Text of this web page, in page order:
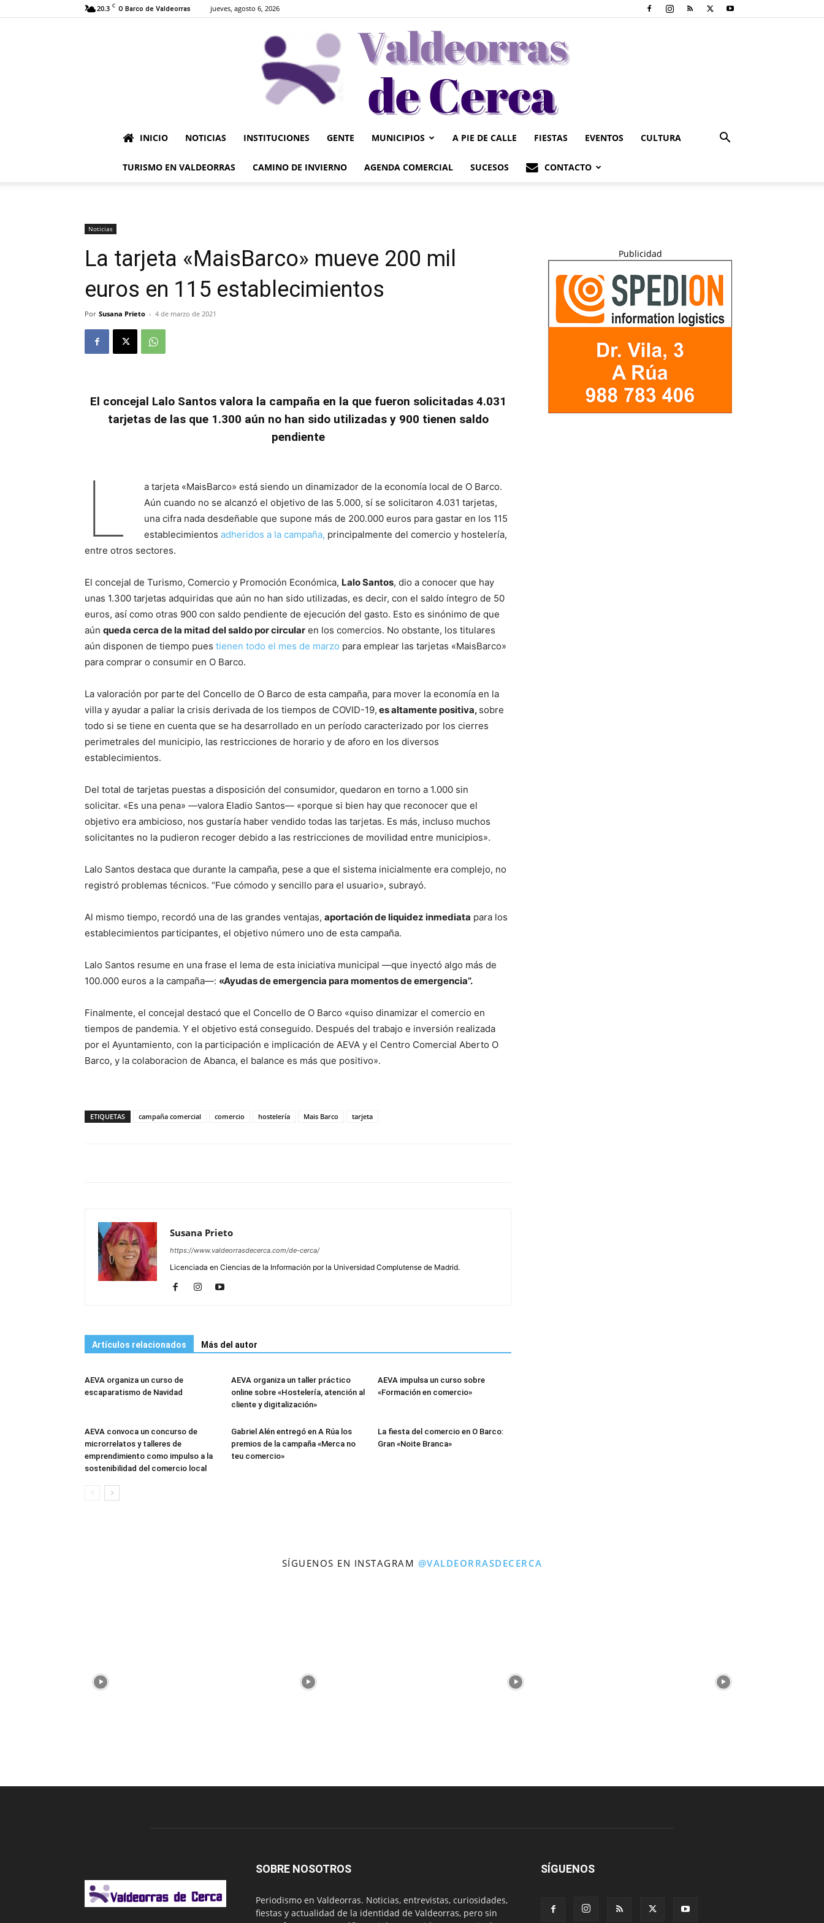
20.3 C O Barco de Valdeorras jueves, agosto 6, 2026
Valdeorrasdecerca
INICIO NOTICIAS INSTITUCIONES GENTE MUNICIPIOS A PIE DE CALLE FIESTAS EVENTOS CULTURA
TURISMO EN VALDEORRAS CAMINO DE INVIERNO AGENDA COMERCIAL SUCESOS CONTACTO
Noticias
La tarjeta «MaisBarco» mueve 200 mil
euros en 115 establecimientos
Por Susana Prieto - 4 de marzo de 2021
El concejal Lalo Santos valora la campaña en la que fueron solicitadas 4.031
tarjetas de las que 1.300 aún no han sido utilizadas y 900 tienen saldo
pendiente
L
a tarjeta «MaisBarco» está siendo un dinamizador de la economía local de O Barco.
Aún cuando no se alcanzó el objetivo de las 5.000, sí se solicitaron 4.031 tarjetas,
una cifra nada desdeñable que supone más de 200.000 euros para gastar en los 115
establecimientos adheridos a la campaña, principalmente del comercio y hostelería,
entre otros sectores.
El concejal de Turismo, Comercio y Promoción Económica, Lalo Santos, dio a conocer que hay
unas 1.300 tarjetas adquiridas que aún no han sido utilizadas, es decir, con el saldo íntegro de 50
euros, así como otras 900 con saldo pendiente de ejecución del gasto. Esto es sinónimo de que
aún queda cerca de la mitad del saldo por circular en los comercios. No obstante, los titulares
aún disponen de tiempo pues tienen todo el mes de marzo para emplear las tarjetas «MaisBarco»
para comprar o consumir en O Barco.
La valoración por parte del Concello de O Barco de esta campaña, para mover la economía en la
villa y ayudar a paliar la crisis derivada de los tiempos de COVID-19, es altamente positiva, sobre
todo si se tiene en cuenta que se ha desarrollado en un período caracterizado por los cierres
perimetrales del municipio, las restricciones de horario y de aforo en los diversos
establecimientos.
Del total de tarjetas puestas a disposición del consumidor, quedaron en torno a 1.000 sin
solicitar. «Es una pena» —valora Eladio Santos— «porque si bien hay que reconocer que el
objetivo era ambicioso, nos gustaría haber vendido todas las tarjetas. Es más, incluso muchos
solicitantes no la pudieron recoger debido a las restricciones de movilidad entre municipios».
Lalo Santos destaca que durante la campaña, pese a que el sistema inicialmente era complejo, no
registró problemas técnicos. “Fue cómodo y sencillo para el usuario», subrayó.
Al mismo tiempo, recordó una de las grandes ventajas, aportación de liquidez inmediata para los
establecimientos participantes, el objetivo número uno de esta campaña.
Lalo Santos resume en una frase el lema de esta iniciativa municipal —que inyectó algo más de
100.000 euros a la campaña—: «Ayudas de emergencia para momentos de emergencia”.
Finalmente, el concejal destacó que el Concello de O Barco «quiso dinamizar el comercio en
tiempos de pandemia. Y el objetivo está conseguido. Después del trabajo e inversión realizada
por el Ayuntamiento, con la participación e implicación de AEVA y el Centro Comercial Aberto O
Barco, y la colaboracion de Abanca, el balance es más que positivo».
ETIQUETAS campaña comercial comercio hostelería Mais Barco tarjeta
Susana Prieto
https://www.valdeorrasdecerca.com/de-cerca/
Licenciada en Ciencias de la Información por la Universidad Complutense de Madrid.
Artículos relacionados Más del autor
AEVA organiza un curso de
escaparatismo de Navidad
AEVA organiza un taller práctico
online sobre «Hostelería, atención al
cliente y digitalización»
AEVA impulsa un curso sobre
«Formación en comercio»
AEVA convoca un concurso de
microrrelatos y talleres de
emprendimiento como impulso a la
sostenibilidad del comercio local
Gabriel Alén entregó en A Rúa los
premios de la campaña «Merca no
teu comercio»
La fiesta del comercio en O Barco:
Gran «Noite Branca»
Publicidad
SÍGUENOS EN INSTAGRAM @VALDEORRASDECERCA
SOBRE NOSOTROS
Periodismo en Valdeorras. Noticias, entrevistas, curiosidades,
fiestas y actualidad de la identidad de Valdeorras, pero sin
SÍGUENOS